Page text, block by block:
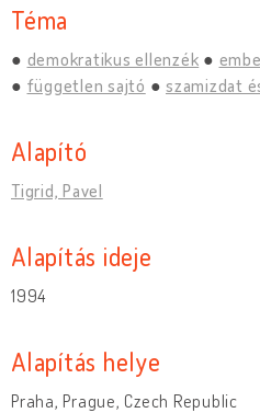
Téma
demokratikus ellenzék
független sajtó
szamizdat
Alapító
Tigrid, Pavel
Alapítás ideje
1994
Alapítás helye
Praha, Prague, Czech Republic